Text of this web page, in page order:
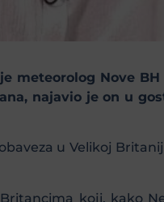
meteorolog Nove
najavio je on u
u Velikoj
koji, kako